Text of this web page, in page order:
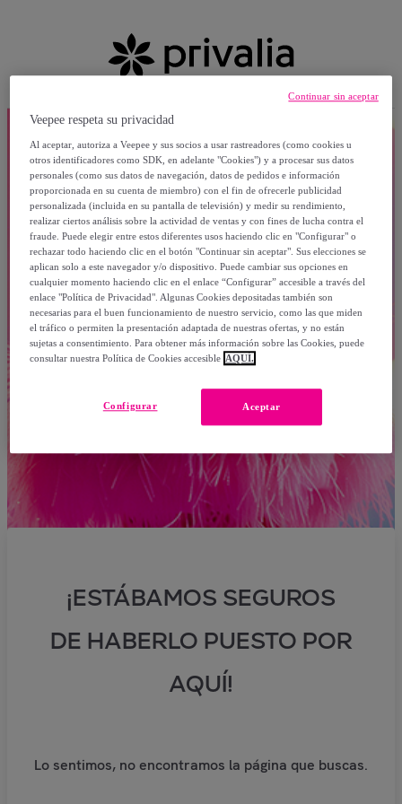
¡ESTÁBAMOS SEGUROS
DE HABERLO PUESTO POR
AQUÍ!
Lo sentimos, no encontramos la página que buscas.
Veepee respeta su privacidad
Al aceptar, autoriza a Veepee y sus socios a usar rastreadores (como cookies u
otros identificadores como SDK, en adelante "Cookies") y a procesar sus datos
personales (como sus datos de navegación, datos de pedidos e información
proporcionada en su cuenta de miembro) con el fin de ofrecerle publicidad
personalizada (incluida en su pantalla de televisión) y medir su rendimiento,
realizar ciertos análisis sobre la actividad de ventas y con fines de lucha contra el
fraude. Puede elegir entre estos diferentes usos haciendo clic en "Configurar" o
rechazar todo haciendo clic en el botón "Continuar sin aceptar". Sus elecciones se
aplican solo a este navegador y/o dispositivo. Puede cambiar sus opciones en
cualquier momento haciendo clic en el enlace “Configurar” accesible a través del
enlace "Política de Privacidad". Algunas Cookies depositadas también son
necesarias para el buen funcionamiento de nuestro servicio, como las que miden
el tráfico o permiten la presentación adaptada de nuestras ofertas, y no están
sujetas a consentimiento. Para obtener más información sobre las Cookies, puede
consultar nuestra Política de Cookies accesible AQUÍ.
Aceptar
Configurar
Continuar sin aceptar